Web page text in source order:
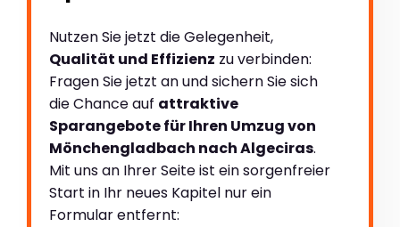
Nutzen Sie jetzt die Gelegenheit,
Qualität und Effizienz zu verbinden:
Fragen Sie jetzt an und sichern Sie sich
die Chance auf attraktive
Sparangebote für Ihren Umzug von
Mönchengladbach nach Algeciras.
Mit uns an Ihrer Seite ist ein sorgenfreier
Start in Ihr neues Kapitel nur ein
Formular entfernt: